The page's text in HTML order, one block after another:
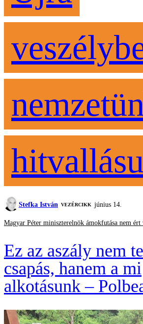
Stefka István VEZÉRCIKK június 14.
Magyar Péter miniszterelnök ámokfutása nem ért
Ez az aszály nem
csapás, hanem a mi
alkotásunk –